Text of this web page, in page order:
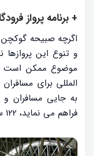
+ برنامه پرواز
اگرچه صبیحه گوکچن
و تنوع این
موضوع ممکن است
المللی برای
فراهم می نماید، 122 سفر بین المللی و 40 سفر داخلی.